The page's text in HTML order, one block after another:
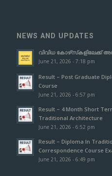
NEWS AND UPDATES
വിവിധ കോഴ്‌സ്‌കളിലേക്ക്
June 21, 2026 - 7:18 pm
Result – Post Graduate
Course
June 21, 2026 - 6:57 pm
Result – 4 Month Short
Traditional Architecture
June 21, 2026 - 6:52 pm
Result – Diploma In
Correspondence Course
June 21, 2026 - 6:49 pm